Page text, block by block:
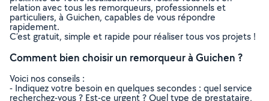
relation avec tous les remorqueurs, professionnels et
particuliers, à Guichen, capables de vous répondre
rapidement.
C’est gratuit, simple et rapide pour réaliser tous vos projets !
Comment bien choisir un remorqueur à Guichen ?
Voici nos conseils :
- Indiquez votre besoin en quelques secondes : quel service
recherchez-vous ? Est-ce urgent ? Quel type de prestataire,